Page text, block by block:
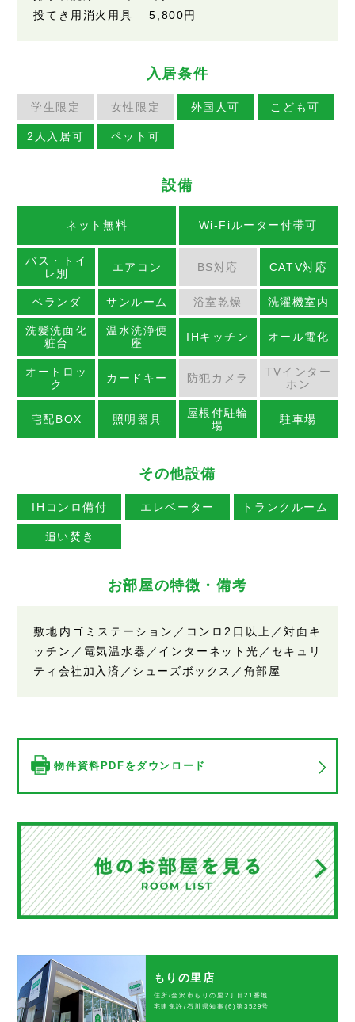
投てき用消火用具 5,800円
入居条件
学生限定 女性限定 外国人可 こども可
2人入居可 ペット可
設備
ネット無料 Wi-Fiルーター付帯可
バス・トイ
レ別
エアコン BS対応 CATV対応
ベランダ サンルーム 浴室乾燥 洗濯機室内
洗髪洗面化
粧台
温水洗浄便
座
IHキッチン オール電化
オートロッ
ク
カードキー 防犯カメラ
TVインター
ホン
宅配BOX 照明器具
屋根付駐輪
場
駐車場
その他設備
IHコンロ備付 エレベーター トランクルーム
追い焚き
お部屋の特徴・備考
敷地内ゴミステーション／コンロ2口以上／対面キ
ッチン／電気温水器／インターネット光／セキュリ
ティ会社加入済／シューズボックス／角部屋
物件資料PDFをダウンロード
もりの里店
住所/金沢市もりの里2丁目21番地
宅建免許/石川県知事(6)第3529号